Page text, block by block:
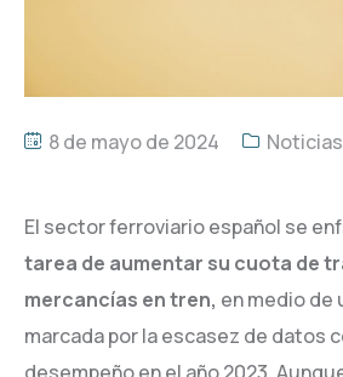
8 de mayo de 2024 Noticias
El sector ferroviario español se
tarea de aumentar su cuota de
mercancías en tren, en medio de
marcada por la escasez de datos